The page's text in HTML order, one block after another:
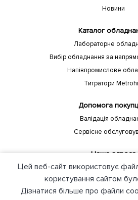
Новини
Каталог
Лабораторне
Вибір обладнання за
Напівпромислове
Титратори
Допомога
Валідація
Сервісне
Наша адреса
Україна, Київ, 04208, пр-т
Цей веб-сайт використовує
користування сайтом
Дізнатися більше про файли